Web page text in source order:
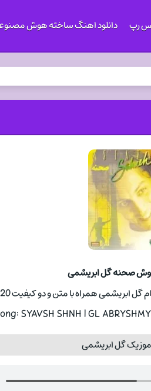
رپ دانلود اهنگ ساخته هوش
صحنه گل ابریشمی
همراه با متن و دو کیفیت 320 و 128
SYAVSH SHNH | GL
گل ابریشمی